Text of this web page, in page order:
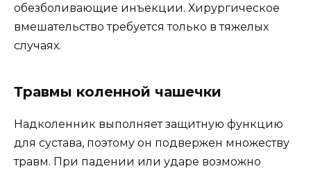
обезболивающие инъекции. Хирургическое
вмешательство требуется только в тяжелых
случаях.
Травмы коленной чашечки
Надколенник выполняет защитную функцию
для сустава, поэтому он подвержен множеству
травм. При падении или ударе возможно